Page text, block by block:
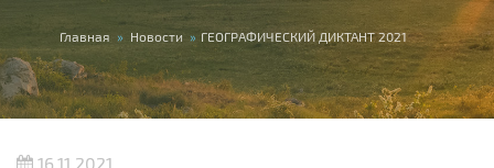
Вы здесь
Главная » Новости » ГЕОГРАФИЧЕСКИЙ ДИКТАНТ 2021
16.11.2021